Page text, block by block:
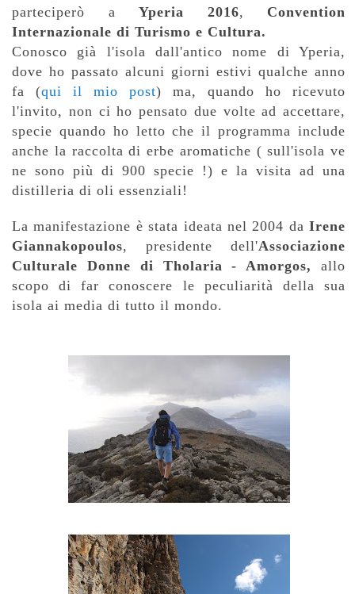
parteciperò a Yperia 2016, Convention
Internazionale di Turismo e Cultura.
Conosco già l'isola dall'antico nome di Yperia,
dove ho passato alcuni giorni estivi qualche anno
fa (qui il mio post) ma, quando ho ricevuto
l'invito, non ci ho pensato due volte ad accettare,
specie quando ho letto che il programma include
anche la raccolta di erbe aromatiche ( sull'isola ve
ne sono più di 900 specie !) e la visita ad una
distilleria di oli essenziali!
La manifestazione è stata ideata nel 2004 da Irene
Giannakopoulos, presidente dell'Associazione
Culturale Donne di Tholaria - Amorgos, allo
scopo di far conoscere le peculiarità della sua
isola ai media di tutto il mondo.